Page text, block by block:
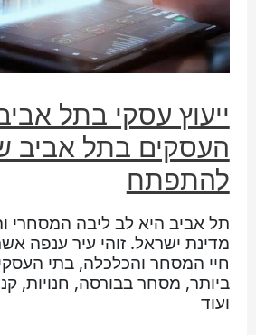
ייעוץ עסקי בתל
העסקים בתל אביב
להתפתח
תל אביב היא לב ליבה המסחרי
מדינת ישראל. זוהי עיר ענפה
חיי המסחר והכלכלה, בתי
ביותר, מסחר בבורסה, חנויות,
ועוד